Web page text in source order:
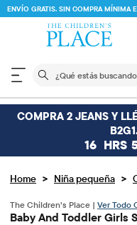
ENVÍO GRATIS. SIN COMPRA MÍNIMA
CÓDIGO
El siguiente
COMPRA 2 JEANS Y
16 HRS
Home > Niña pequeña >
The Children’s Place | Ver Todo
Baby And Toddler Girls